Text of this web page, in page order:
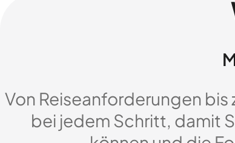
Von Reiseanforderungen
bei jedem Schritt, damit